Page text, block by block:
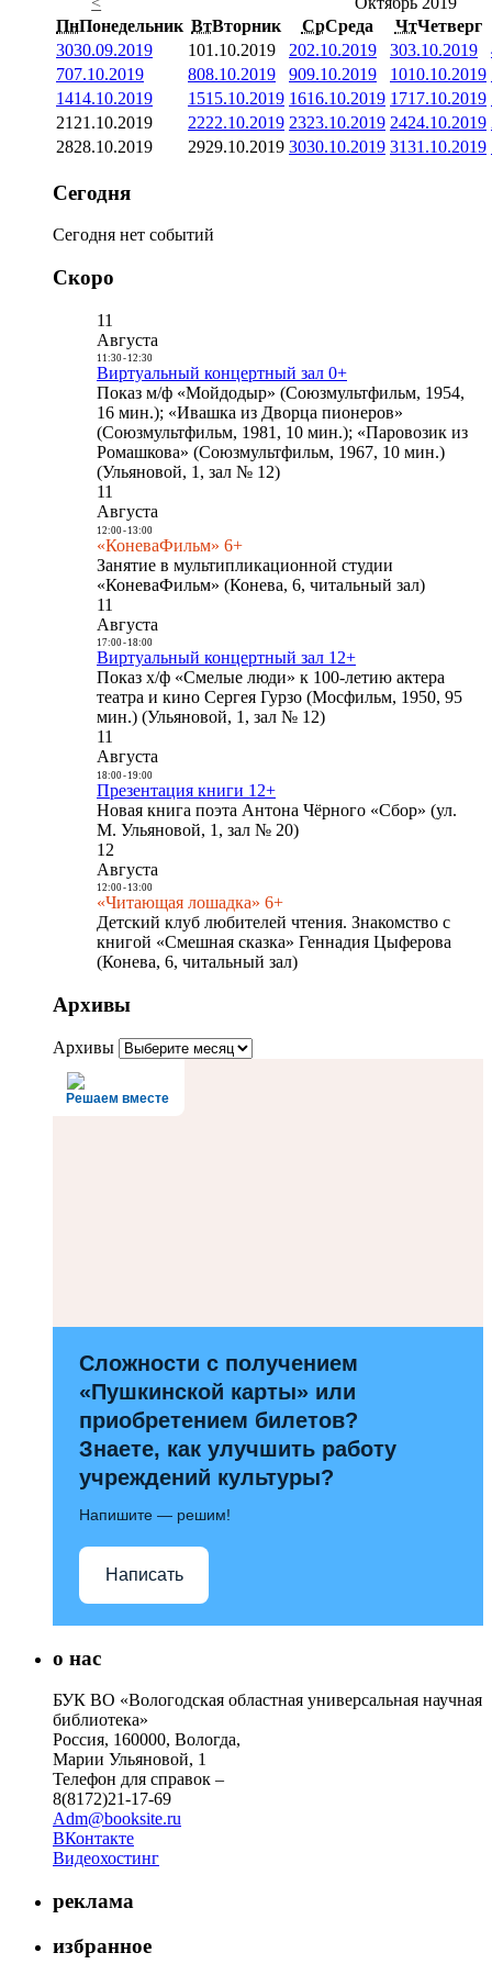
ПнПонедельник ВтВторник СрСреда ЧтЧетверг
3030.09.2019 101.10.2019 202.10.2019 303.10.2019
707.10.2019 808.10.2019 909.10.2019 1010.10.2019
1414.10.2019 1515.10.2019 1616.10.2019 1717.10.2019
21 21.10.2019 2222.10.2019 2323.10.2019 2424.10.2019
2828.10.2019 2929.10.2019 3030.10.2019 3131.10.2019
Сегодня
Сегодня нет событий
Скоро
11
Августа
11:30- 12:30
Виртуальный концертный зал 0+
Показ м/ф «Мойдодыр» (Союзмультфильм, 1954,
16 мин.); «Ивашка из Дворца пионеров»
(Союзмультфильм, 1981, 10 мин.); «Паровозик из
Ромашкова» (Союзмультфильм, 1967, 10 мин.)
(Ульяновой, 1, зал № 12)
11
Августа
12:00- 13:00
«КоневаФильм» 6+
Занятие в мультипликационной студии
«КоневаФильм» (Конева, 6, читальный зал)
11
Августа
17:00- 18:00
Виртуальный концертный зал 12+
Показ х/ф «Смелые люди» к 100-летию актера
театра и кино Сергея Гурзо (Мосфильм, 1950, 95
мин.) (Ульяновой, 1, зал № 12)
11
Августа
18:00- 19:00
Презентация книги 12+
Новая книга поэта Антона Чёрного «Сбор» (ул.
М. Ульяновой, 1, зал № 20)
12
Августа
12:00- 13:00
«Читающая лошадка» 6+
Детский клуб любителей чтения. Знакомство с
книгой «Смешная сказка» Геннадия Цыферова
(Конева, 6, читальный зал)
Архивы
Архивы
Решаем вместе
Сложности с получением
«Пушкинской карты» или
приобретением билетов?
Знаете, как улучшить работу
учреждений культуры?
Напишите — решим!
Написать
о нас
БУК ВО «Вологодская областная универсальная научная
библиотека»
Россия, 160000, Вологда,
Марии Ульяновой, 1
Телефон для справок –
8(8172)21-17-69
Adm@booksite.ru
ВКонтакте
Видеохостинг
реклама
избранное